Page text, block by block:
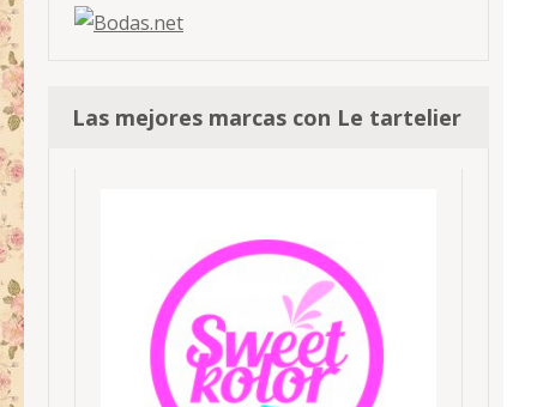
Las mejores marcas con Le tartelier